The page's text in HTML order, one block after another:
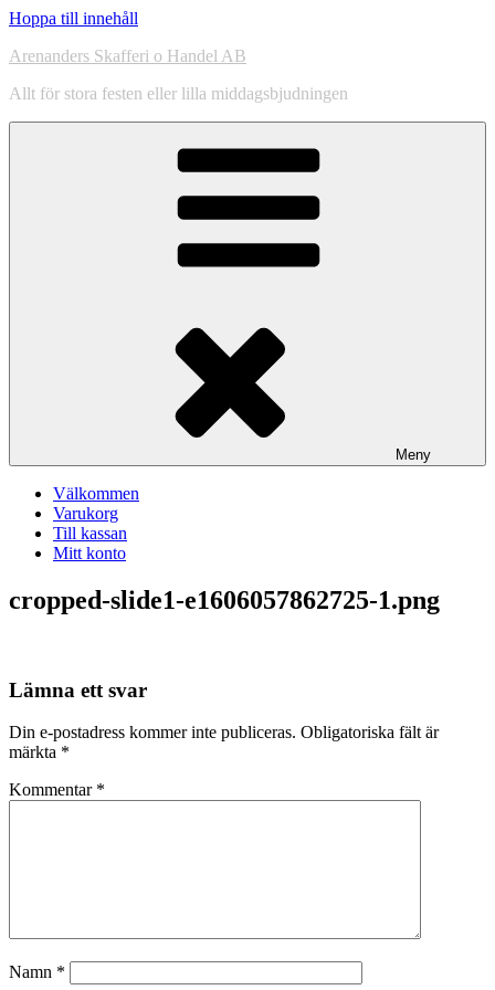
Hoppa till innehåll
Arenanders Skafferi o Handel AB
Allt för stora festen eller lilla middagsbjudningen
Meny
Välkommen
Varukorg
Till kassan
Mitt konto
cropped-slide1-e1606057862725-1.png
Lämna ett svar
Din e-postadress kommer inte publiceras. Obligatoriska fält är
märkta *
Kommentar *
Namn *